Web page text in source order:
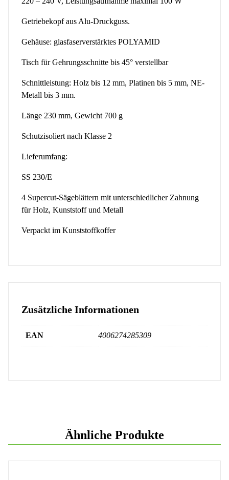
Getriebekopf aus Alu-Druckguss.
Gehäuse: glasfaserverstärktes POLYAMID
Tisch für Gehrungsschnitte bis 45° verstellbar
Schnittleistung: Holz bis 12 mm, Platinen bis 5 mm, NE-
Metall bis 3 mm.
Länge 230 mm, Gewicht 700 g
Schutzisoliert nach Klasse 2
Lieferumfang:
SS 230/E
4 Supercut-Sägeblättern mit unterschiedlicher Zahnung
für Holz, Kunststoff und Metall
Verpackt im Kunststoffkoffer
Zusätzliche Informationen
EAN 4006274285309
Ähnliche Produkte